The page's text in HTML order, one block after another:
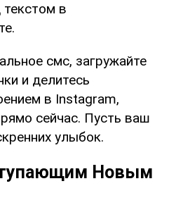
в
смс, загружайте
и делитесь
в Instagram,
сейчас. Пусть ваш
улыбок.
Новым